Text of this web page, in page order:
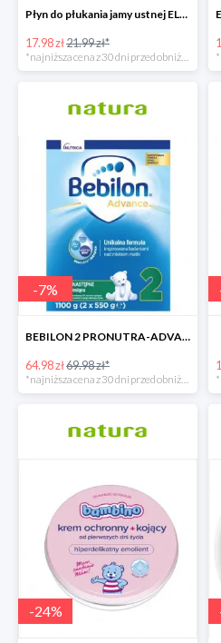
Płyn do płukania jamy ustnej ELMEX JUNIOR
17.98 zł21.99 zł*
*najniższa cena z 30 dni przed obniżką
-7%
BEBILON 2 PRONUTRA-ADVANCE mleko następne po 6. miesiącu 1100 G
64.98 zł69.98 zł*
-24%